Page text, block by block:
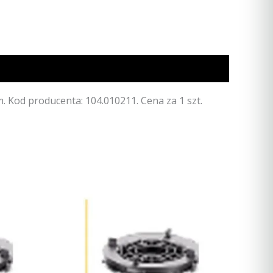
producenta: 104.010211. Cena za 1 szt.